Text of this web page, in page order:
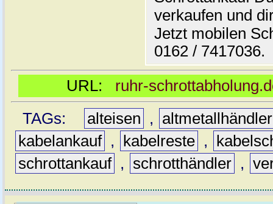
verkaufen und
Jetzt mobilen
0162 / 7417036.
URL: ruhr-
TAGs:
alteisen ,
altmetallhändler
kabelankauf , kabelreste ,
schrottankauf , schrotthändler ,